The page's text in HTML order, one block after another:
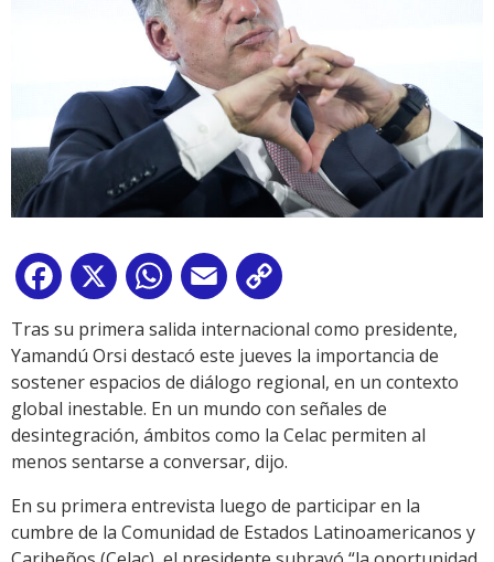
Facebook
X WhatsApp
Email
Link
Tras su primera salida internacional como presidente,
Yamandú Orsi destacó este jueves la importancia de
sostener espacios de diálogo regional, en un contexto
global inestable. En un mundo con señales de
desintegración, ámbitos como la Celac permiten al
menos sentarse a conversar, dijo.
En su primera entrevista luego de participar en la
cumbre de la Comunidad de Estados Latinoamericanos y